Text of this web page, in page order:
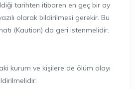
tarihten itibaren en geç bir ay
olarak bildirilmesi gerekir. Bu
(Kaution) da geri istenmelidir.
kurum ve kişilere de ölüm olayı